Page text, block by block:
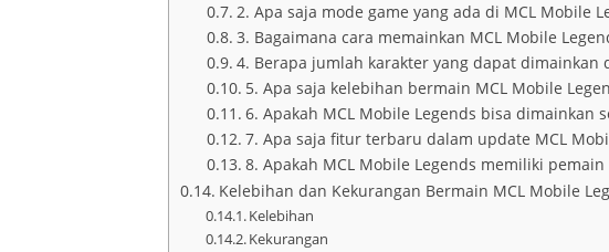
2. Apa saja mode game yang ada di MCL Mobile
3. Bagaimana cara memainkan MCL Mobile
4. Berapa jumlah karakter yang dapat dimainkan
5. Apa saja kelebihan bermain MCL Mobile
6. Apakah MCL Mobile Legends bisa dimainkan
7. Apa saja fitur terbaru dalam update MCL
8. Apakah MCL Mobile Legends memiliki
Kelebihan dan Kekurangan Bermain MCL Mobile
Kelebihan
Kekurangan